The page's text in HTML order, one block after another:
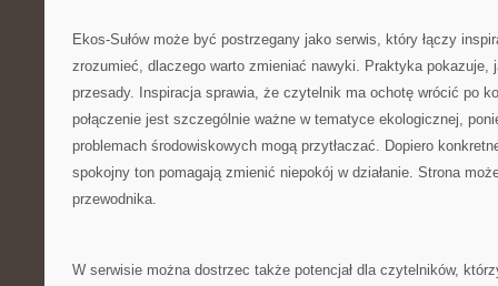
Ekos-Sułów może być postrzegany jako serwis, który łączy
zrozumieć, dlaczego warto zmieniać nawyki. Praktyka pokazuje,
przesady. Inspiracja sprawia, że czytelnik ma ochotę wrócić po
połączenie jest szczególnie ważne w tematyce ekologicznej,
problemach środowiskowych mogą przytłaczać. Dopiero
spokojny ton pomagają zmienić niepokój w działanie. Strona
przewodnika.
W serwisie można dostrzec także potencjał dla czytelników,